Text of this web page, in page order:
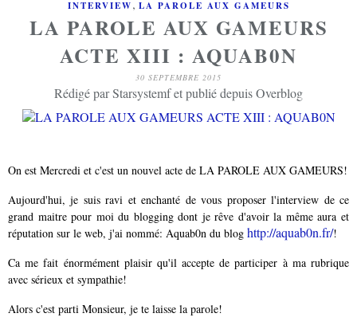
INTERVIEW, LA PAROLE AUX GAMEURS
LA PAROLE AUX GAMEURS
ACTE XIII : AQUAB0N
30 SEPTEMBRE 2015
Rédigé par Starsystemf et publié depuis Overblog
On est Mercredi et c'est un nouvel acte de LA PAROLE AUX GAMEURS!
Aujourd'hui, je suis ravi et enchanté de vous proposer l'interview de ce
grand maitre pour moi du blogging dont je rêve d'avoir la même aura et
réputation sur le web, j'ai nommé: Aquab0n du blog http://aquab0n.fr/!
Ca me fait énormément plaisir qu'il accepte de participer à ma rubrique
avec sérieux et sympathie!
Alors c'est parti Monsieur, je te laisse la parole!